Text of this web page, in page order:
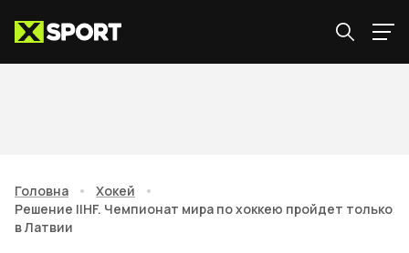
Головна • Хокей
•
Решение IIHF. Чемпионат мира по хоккею пройдет только
в Латвии